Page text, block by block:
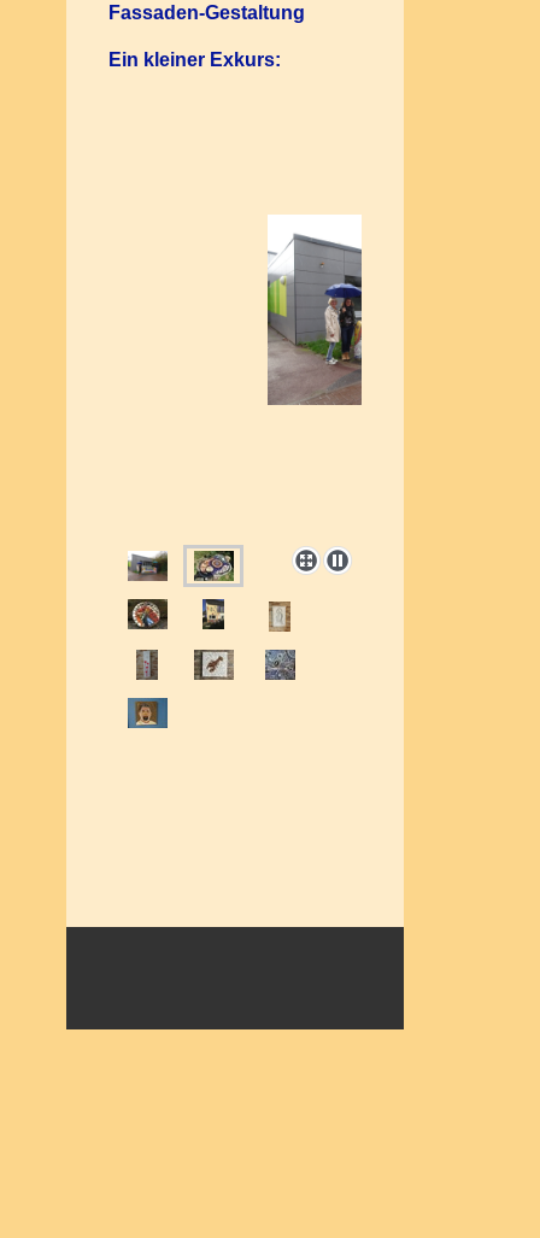
Fassaden-Gestaltung
Ein kleiner Exkurs: